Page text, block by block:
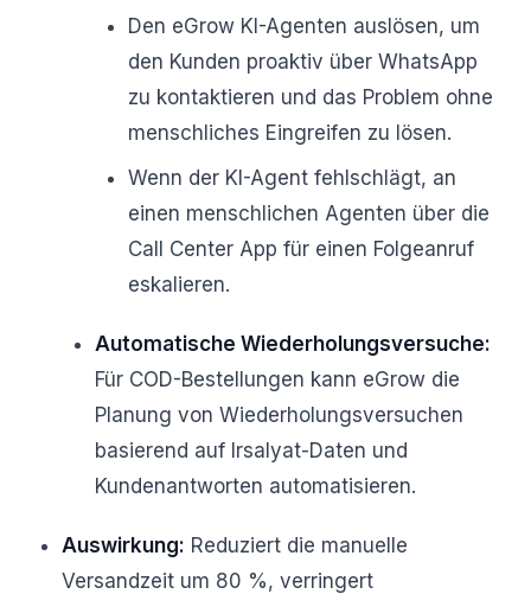
Den eGrow KI-Agenten auslösen, um
den Kunden proaktiv über WhatsApp
zu kontaktieren und das Problem ohne
menschliches Eingreifen zu lösen.
Wenn der KI-Agent fehlschlägt, an
einen menschlichen Agenten über die
Call Center App für einen Folgeanruf
eskalieren.
Automatische Wiederholungsversuche:
Für COD-Bestellungen kann eGrow die
Planung von Wiederholungsversuchen
basierend auf Irsalyat-Daten und
Kundenantworten automatisieren.
Auswirkung: Reduziert die manuelle
Versandzeit um 80 %, verringert